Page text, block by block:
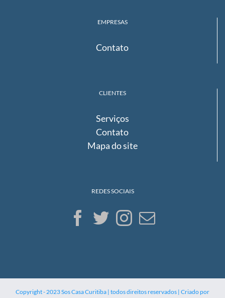
EMPRESAS
Contato
CLIENTES
Serviços
Contato
Mapa do site
REDES SOCIAIS
Copyright - 2023 Sos Casa Curitiba | todos direitos reservados | Criado por